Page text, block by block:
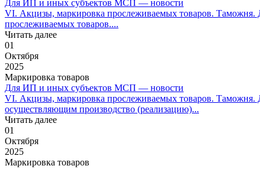
Для ИП и иных субъектов МСП — новости
VI. Акцизы, маркировка прослеживаемых товаров. Таможня.
прослеживаемых товаров....
Читать далее
01
Октября
2025
Маркировка товаров
Для ИП и иных субъектов МСП — новости
VI. Акцизы, маркировка прослеживаемых товаров.
осуществляющим производство (реализацию)...
Читать далее
01
Октября
2025
Маркировка товаров